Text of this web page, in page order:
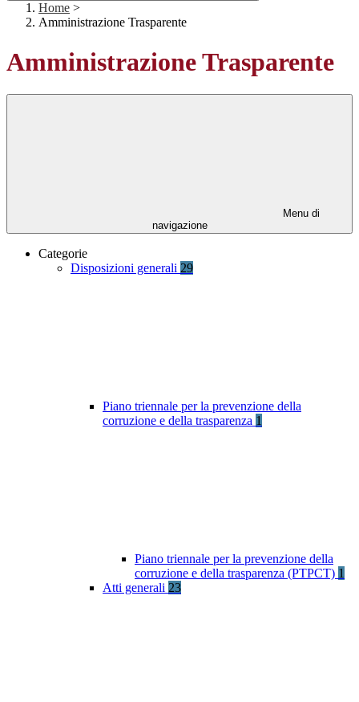
Home >
Amministrazione Trasparente
Amministrazione Trasparente
Menu di
navigazione
Categorie
Disposizioni generali 29
Piano triennale per la prevenzione della
corruzione e della trasparenza 1
Piano triennale per la prevenzione della
corruzione e della trasparenza (PTPCT) 1
Atti generali 23